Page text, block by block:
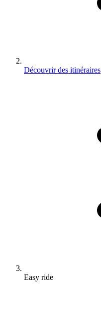
Découvrir des itinéraires
Easy ride